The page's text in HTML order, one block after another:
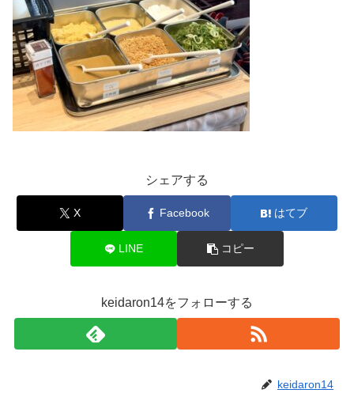
シェアする
X Facebook はてブ
LINE コピー
keidaron14をフォローする
keidaron14